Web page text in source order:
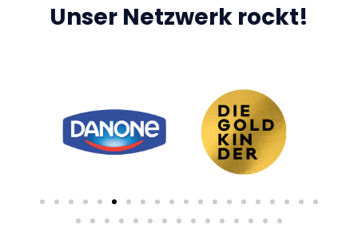
Unser Netzwerk rockt!